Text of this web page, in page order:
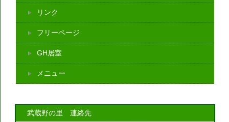
リンク
フリーページ
GH居室
メニュー
武蔵野の里 連絡先